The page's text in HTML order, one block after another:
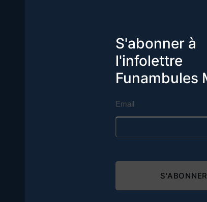
S'abonner à
l'infolettre
Funambules
Email
S'ABONNER